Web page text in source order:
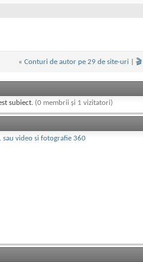
« Conturi de autor pe 29 de site-uri
subiect. (0 membrii și 1 vizitatori)
sau video si fotografie 360